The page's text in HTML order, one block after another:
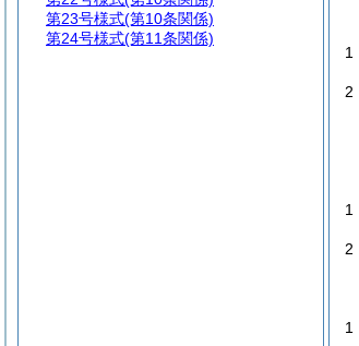
1
2
1
2
1
第23号様式(第10条関係)
第24号様式(第11条関係)